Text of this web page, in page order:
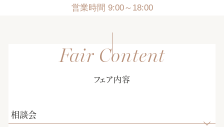
営業時間 9:00～18:00
フェア内容
相談会